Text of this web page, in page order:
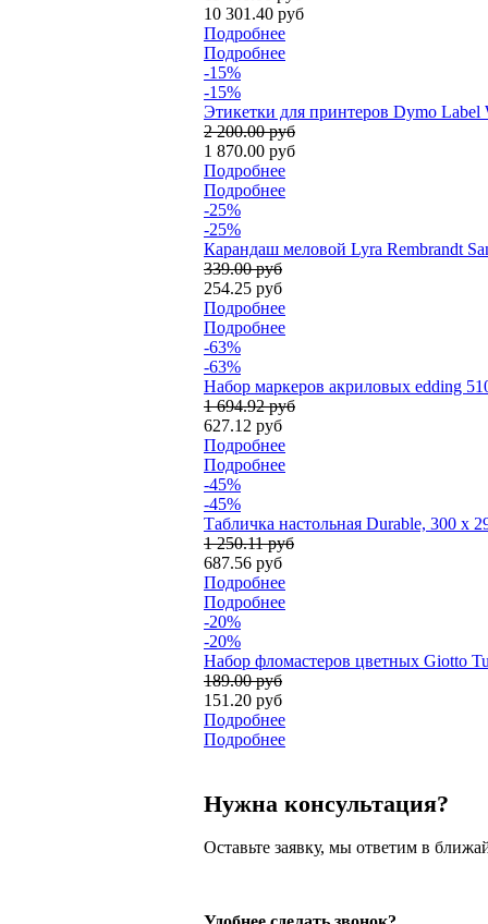
10 301.40 руб
Подробнее
Подробнее
-15%
-15%
Этикетки для принтеров Dymo
2 200.00 руб
1 870.00 руб
Подробнее
Подробнее
-25%
-25%
Карандаш меловой Lyra Rembrandt
339.00 руб
254.25 руб
Подробнее
Подробнее
-63%
-63%
Набор маркеров акриловых edding
1 694.92 руб
627.12 руб
Подробнее
Подробнее
-45%
-45%
Табличка настольная Durable, 300 х
1 250.11 руб
687.56 руб
Подробнее
Подробнее
-20%
-20%
Набор фломастеров цветных Giotto
189.00 руб
151.20 руб
Подробнее
Подробнее
Нужна консультация?
Оставьте заявку, мы ответим в